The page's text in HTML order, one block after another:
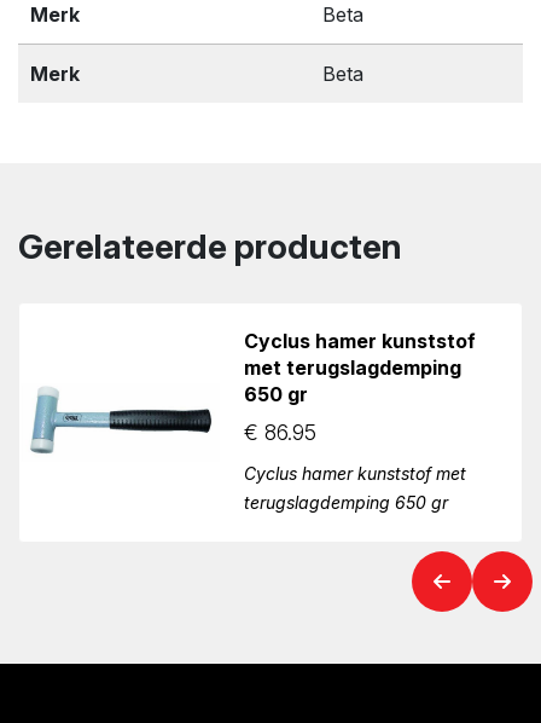
Merk Beta
Merk Beta
Gerelateerde producten
Cyclus hamer kunststof
met terugslagdemping
650 gr
€ 86.95
Cyclus hamer kunststof met
terugslagdemping 650 gr